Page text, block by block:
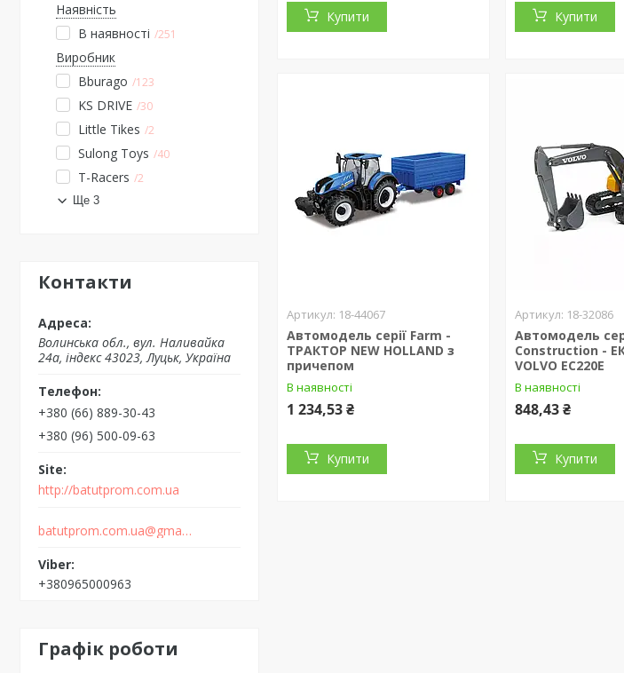
Наявність
В наявності 251
Виробник
Bburago
123
KS DRIVE 30
Little Tikes 2
Sulong Toys 40
T-Racers 2
Ще 3
Контакти
Волинська обл., вул. Наливайка
24а, індекс 43023, Луцьк, Україна
+380 (66) 889-30-43
+380 (96) 500-09-63
http://batutprom.com.ua
batutprom.com.ua@gmail.com
+380965000963
Графік роботи
Купити Купити
18-44067
Автомодель серії Farm -
ТРАКТОР NEW HOLLAND з
причепом
В наявності
1 234,53 ₴
Купити
18-32086
Автомодель
Construction -
VOLVO EC220E
В наявності
848,43 ₴
Купити